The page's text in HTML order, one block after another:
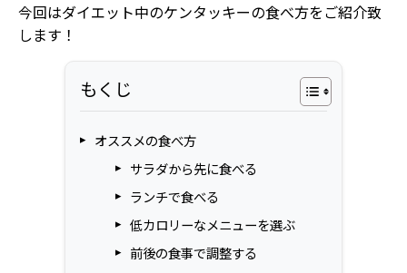
今回はダイエット中のケンタッキーの食べ方をご紹介致
します！
もくじ
オススメの食べ方
サラダから先に食べる
ランチで食べる
低カロリーなメニューを選ぶ
前後の食事で調整する